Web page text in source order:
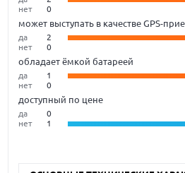
нет
0
может выступать в качестве GPS-
да
2
нет
0
обладает ёмкой батареей
да
1
нет
0
доступный по цене
да
0
нет
1